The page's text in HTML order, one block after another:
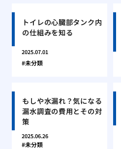
トイレの心臓部タンク内
の仕組みを知る
2025.07.01
未分類
もしや水漏れ？気になる
漏水調査の費用とその対
策
2025.06.26
未分類